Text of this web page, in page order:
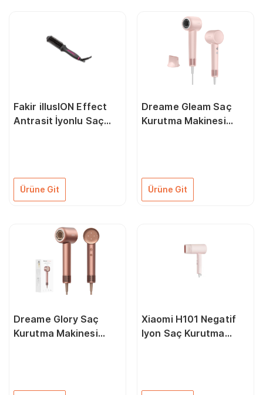
Fakir illusION Effect
Antrasit İyonlu Saç
Ürüne Git
Dreame Gleam Saç
Kurutma Makinesi
Ürüne Git
Dreame Glory Saç
Kurutma Makinesi
Xiaomi H101 Negatif
Iyon Saç Kurutma